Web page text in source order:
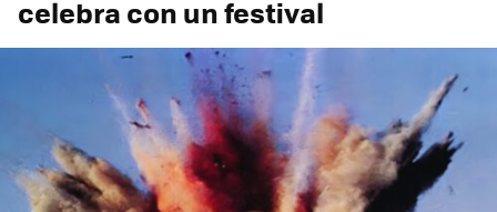
celebra con un festival